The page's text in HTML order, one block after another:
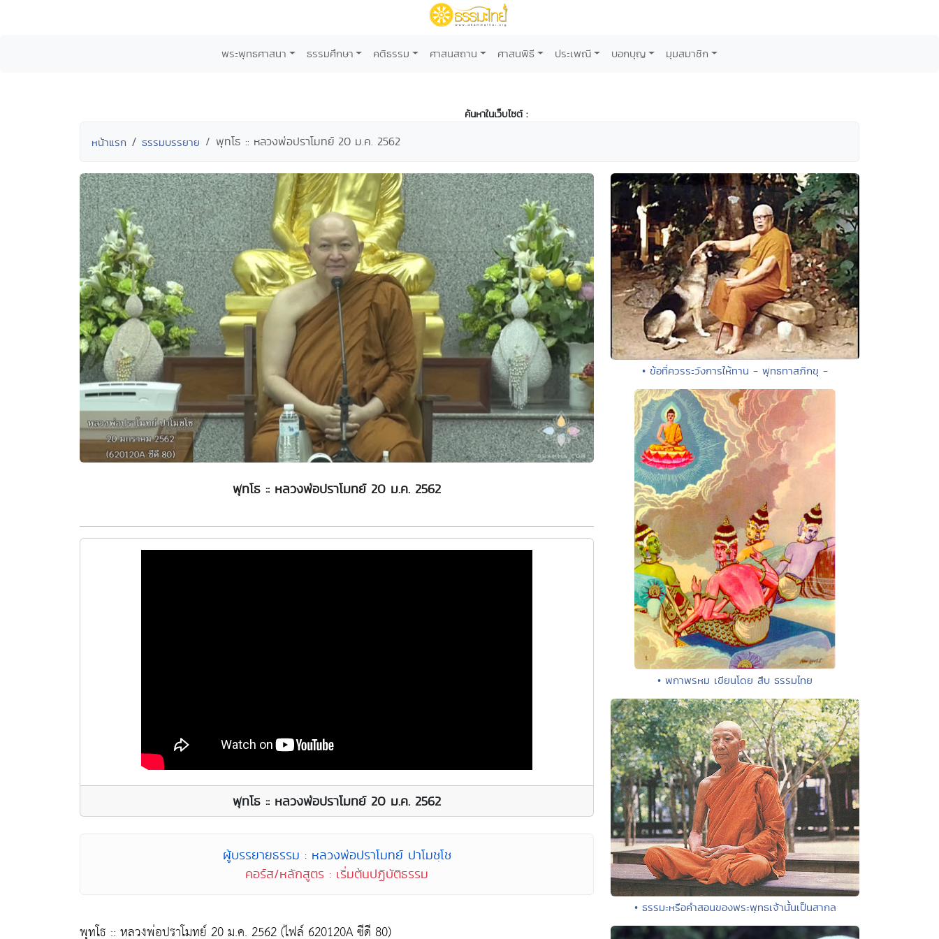
พระพุทธศาสนา ธรรมศึกษา คติธรรม ศาสนสถาน ศาสนพิธี ประเพณี บอกบุญ มุมสมาชิก
ค้นหาในเว็บไซต์ :
หน้าแรก ธรรมบรรยาย พุทโธ :: หลวงพ่อปราโมทย์ 20 ม.ค. 2562
พุทโธ :: หลวงพ่อปราโมทย์ 20 ม.ค. 2562
พุทโธ :: หลวงพ่อปราโมทย์ 20 ม.ค. 2562
ผู้บรรยายธรรม : หลวงพ่อปราโมทย์ ปาโมชฺโช
คอร์ส/หลักสูตร : เริ่มต้นปฏิบัติธรรม
พุทโธ :: หลวงพ่อปราโมทย์ 20 ม.ค. 2562 (ไฟล์ 620120A ซีดี 80)
• ข้อที่ควรระวังการให้ทาน - พุทธทาสภิกขุ -
• พกาพรหม เขียนโดย สืบ ธรรมไทย
• ธรรมะหรือคำสอนของพระพุทธเจ้านั้นเป็นสากล